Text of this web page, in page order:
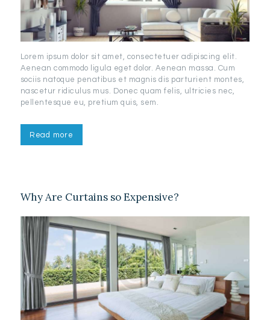
Lorem ipsum dolor sit amet, consectetuer adipiscing elit.
Aenean commodo ligula eget dolor. Aenean massa. Cum
sociis natoque penatibus et magnis dis parturient montes,
nascetur ridiculus mus. Donec quam felis, ultricies nec,
pellentesque eu, pretium quis, sem.
Read more
Why Are Curtains so Expensive?